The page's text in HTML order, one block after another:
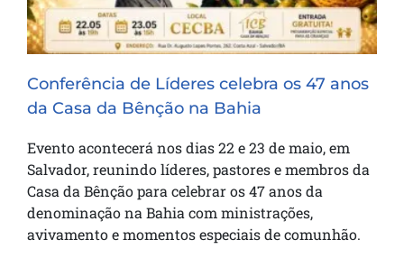
Conferência de Líderes celebra os 47 anos
da Casa da Bênção na Bahia
Evento acontecerá nos dias 22 e 23 de maio, em
Salvador, reunindo líderes, pastores e membros da
Casa da Bênção para celebrar os 47 anos da
denominação na Bahia com ministrações,
avivamento e momentos especiais de comunhão.